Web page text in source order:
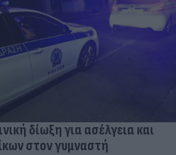
δίωξη για ασέλγεια και
στον γυμναστή